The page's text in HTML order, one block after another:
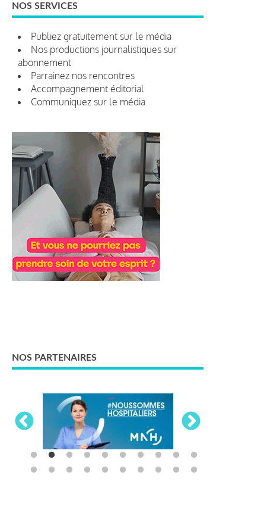
NOS SERVICES
Publiez gratuitement sur le média
Nos productions journalistiques sur
abonnement
Parrainez nos rencontres
Accompagnement éditorial
Communiquez sur le média
NOS PARTENAIRES